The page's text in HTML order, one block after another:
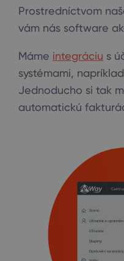
Prostredníctvom
vám nás software
Máme integráciu s
systémami,
Jednoducho si tak
automatickú